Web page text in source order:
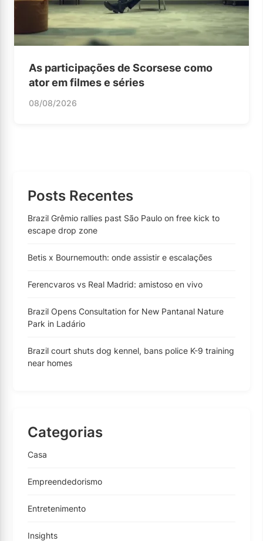
As participações de Scorsese como
ator em filmes e séries
08/08/2026
Posts Recentes
Brazil Grêmio rallies past São Paulo on free kick to
escape drop zone
Betis x Bournemouth: onde assistir e escalações
Ferencvaros vs Real Madrid: amistoso en vivo
Brazil Opens Consultation for New Pantanal Nature
Park in Ladário
Brazil court shuts dog kennel, bans police K-9 training
near homes
Categorias
Casa
Empreendedorismo
Entretenimento
Insights